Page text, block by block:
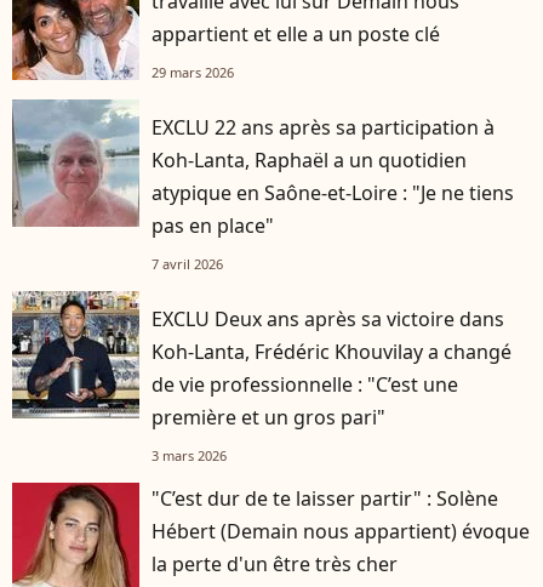
appartient et elle a un poste clé
29 mars 2026
EXCLU 22 ans après sa participation à
Koh-Lanta, Raphaël a un quotidien
atypique en Saône-et-Loire : "Je ne tiens
pas en place"
7 avril 2026
EXCLU Deux ans après sa victoire dans
Koh-Lanta, Frédéric Khouvilay a changé
de vie professionnelle : "C’est une
première et un gros pari"
3 mars 2026
"C’est dur de te laisser partir" : Solène
Hébert (Demain nous appartient) évoque
la perte d'un être très cher